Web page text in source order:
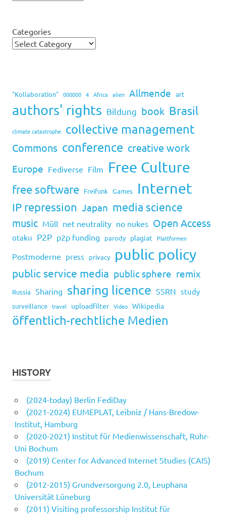
Categories
"Kollaboration" 000000 4 Africa alien Allmende art
authors' rights Bildung book Brasil
climate catastrophe collective management
Commons conference creative work
Europe Fediverse Film Free Culture
free software Freifunk Games Internet
IP repression Japan media science
music Müll net neutrality no nukes Open Access
otaku P2P p2p funding parody plagiat Plattformen
Postmoderne press privacy public policy
public service media public sphere remix
Russia Sharing sharing licence SSRN study
surveillance travel uploadfilter Video Wikipedia
öffentlich-rechtliche Medien
HISTORY
(2024-today) Berlin FediDay
(2021-2024) EUMEPLAT, Leibniz / Hans-Bredow-
Institut, Hamburg
(2020-2021) Institut für Medienwissenschaft, Ruhr-
Uni Bochum
(2019) Center for Advanced Internet Studies (CAIS)
Bochum
(2012-2015) Grundversorgung 2.0, Leuphana
Universität Lüneburg
(2011) Visiting professorship Institut für